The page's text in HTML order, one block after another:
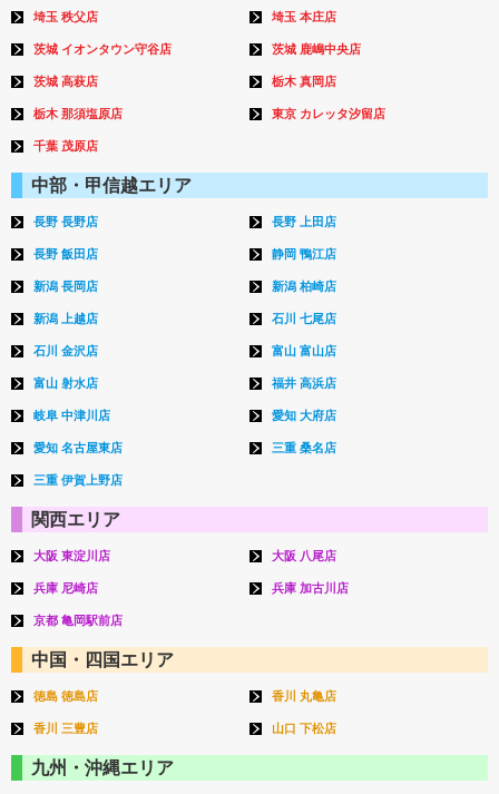
埼玉 秩父店 埼玉 本庄店
茨城 イオンタウン守谷店 茨城 鹿嶋中央店
茨城 高萩店 栃木 真岡店
栃木 那須塩原店 東京 カレッタ汐留店
千葉 茂原店
中部・甲信越エリア
長野 長野店 長野 上田店
長野 飯田店 静岡 鴨江店
新潟 長岡店 新潟 柏崎店
新潟 上越店 石川 七尾店
石川 金沢店 富山 富山店
富山 射水店 福井 高浜店
岐阜 中津川店 愛知 大府店
愛知 名古屋東店 三重 桑名店
三重 伊賀上野店
関西エリア
大阪 東淀川店 大阪 八尾店
兵庫 尼崎店 兵庫 加古川店
京都 亀岡駅前店
中国・四国エリア
徳島 徳島店 香川 丸亀店
香川 三豊店 山口 下松店
九州・沖縄エリア